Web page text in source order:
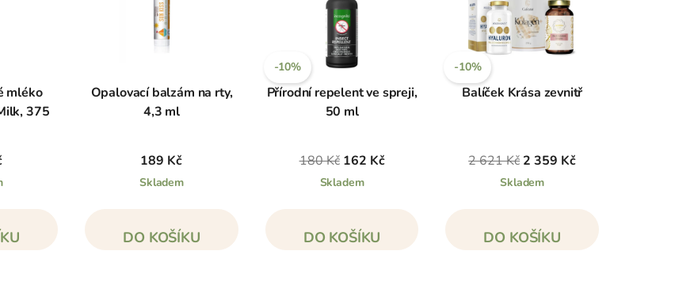
mléko
375
Opalovací balzám na rty,
4,3 ml
189 Kč
Skladem
DO KOŠÍKU
-10%
Přírodní repelent ve spreji,
50 ml
180 Kč 162 Kč
Skladem
DO KOŠÍKU
-10%
Balíček Krása zevnitř
2 621 Kč 2 359 Kč
Skladem
DO KOŠÍKU